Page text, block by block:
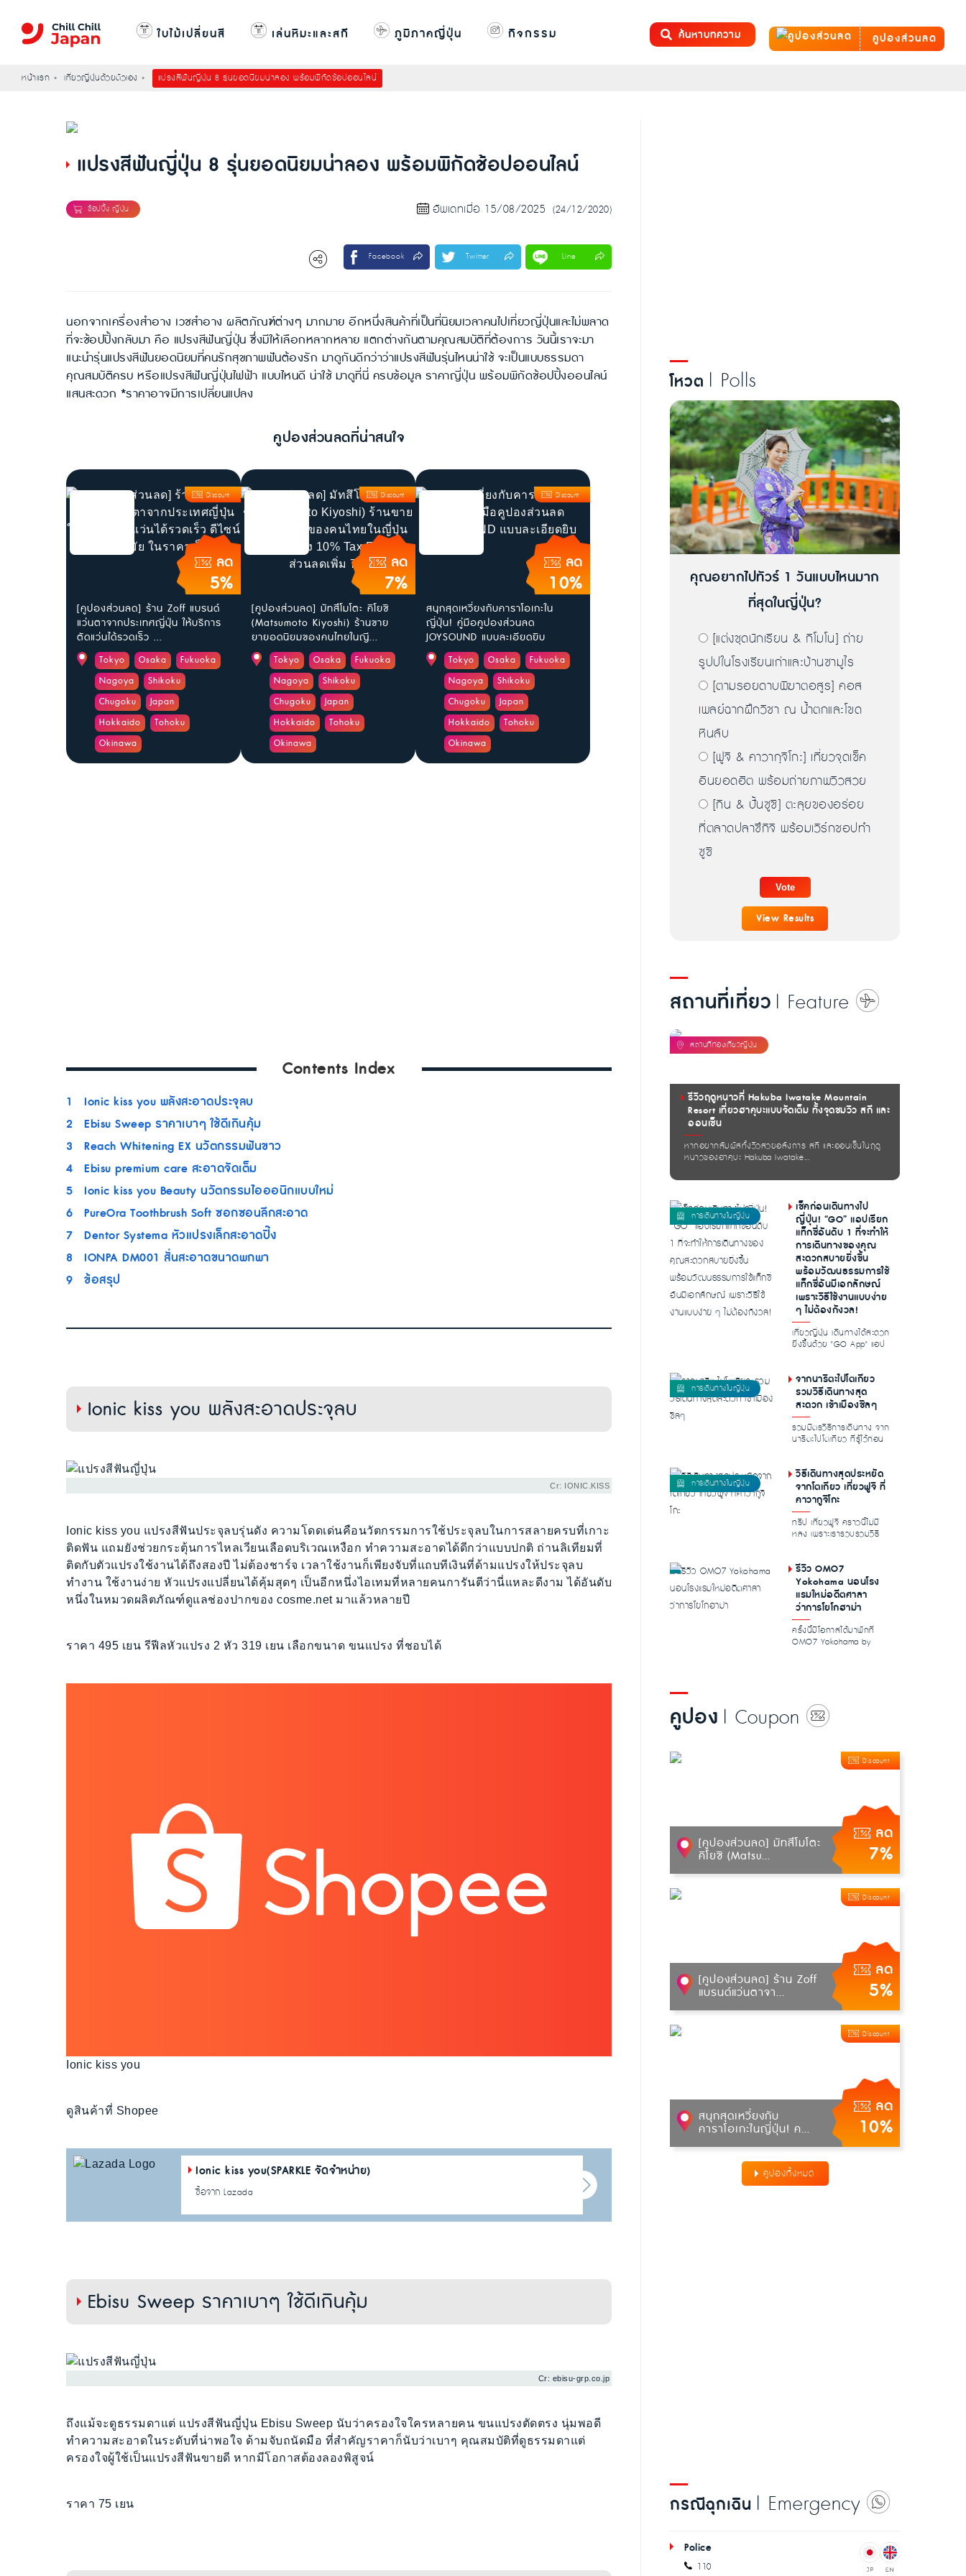
ใบไม้เปลี่ยนสี เล่นหิมะและสกี ภูมิภาคญี่ปุ่น กิจกรรม ค้นหาบทความ คูปองส่วนลด
หน้าแรก เที่ยวญี่ปุ่นด้วยตัวเอง แปรงสีฟันญี่ปุ่น 8 รุ่นยอดนิยมน่าลอง พร้อมพิกัดช้อปออนไลน์
แปรงสีฟันญี่ปุ่น 8 รุ่นยอดนิยมน่าลอง พร้อมพิกัดช้อปออนไลน์
อัพเดทเมื่อ 15/08/2025 (24/12/2020)
Facebook Twitter Line
นอกจากเครื่องสำอาง เวชสำอาง ผลิตภัณฑ์ต่างๆ มากมาย อีกหนึ่งสินค้าที่เป็นที่นิยมเวลาคนไปเที่ยวญี่ปุ่นและไม่พลาด
ที่จะช้อปปิ้งกลับมา คือ แปรงสีฟันญี่ปุ่น ซึ่งมีให้เลือกหลากหลาย แตกต่างกันตามคุณสมบัติที่ต้องการ วันนี้เราจะมา
แนะนำรุ่นแปรงสีฟันยอดนิยมที่คนรักสุขภาพฟันต้องรัก มาดูกันดีกว่าว่าแปรงสีฟันรุ่นไหนน่าใช้ จะเป็นแบบธรรมดา
คุณสมบัติครบ หรือแปรงสีฟันญี่ปุ่นไฟฟ้า แบบไหนดี น่าใช้ มาดูที่นี่ ครบข้อมูล ราคาญี่ปุ่น พร้อมพิกัดช้อปปิ้งออนไลน์
แสนสะดวก *ราคาอาจมีการเปลี่ยนแปลง
คูปองส่วนลดที่น่าสนใจ
ลด
5%
Discount
[คูปองส่วนลด] ร้าน Zoff แบรนด์
แว่นตาจากประเทศญี่ปุ่น ให้บริการ
ตัดแว่นได้รวดเร็ว ...
Tokyo Osaka
Fukuoka
Nagoya
Shikoku
Chugoku
Japan
Hokkaido
Tohoku
Okinawa
ลด
7%
Discount
[คูปองส่วนลด] มัทสึโมโตะ คิโยชิ
(Matsumoto Kiyoshi) ร้านขาย
ยายอดนิยมของคนไทยในญี...
Tokyo Osaka
Fukuoka
Nagoya
Shikoku
Chugoku
Japan
Hokkaido
Tohoku
Okinawa
ลด
10%
Discount
สนุกสุดเหวี่ยงกับคาราโอเกะใน
ญี่ปุ่น! คู่มือคูปองส่วนลด
JOYSOUND แบบละเอียดยิบ
Tokyo Osaka
Fukuoka
Nagoya
Shikoku
Chugoku
Japan
Hokkaido
Tohoku
Okinawa
Contents Index
1
Ionic kiss you พลังสะอาดประจุลบ
2 Ebisu Sweep ราคาเบาๆ ใช้ดีเกินคุ้ม
3
Reach Whitening EX นวัตกรรมฟันขาว
4 Ebisu premium care สะอาดจัดเต็ม
5
Ionic kiss you Beauty นวัตกรรมไอออนิกแบบใหม่
6 PureOra Toothbrush Soft ซอกซอนลึกสะอาด
7 Dentor Systema หัวแปรงเล็กสะอาดปิ๊ง
8
IONPA DM001 สั่นสะอาดขนาดพกพา
9 ข้อสรุป
Ionic kiss you พลังสะอาดประจุลบ
Cr: IONIC.KISS
Ionic kiss you แปรงสีฟันประจุลบรุ่นดัง ความโดดเด่นคือนวัตกรรมการใช้ประจุลบในการสลายครบที่เกาะ
ติดฟัน แถมยังช่วยกระตุ้นการไหลเวียนเลือดบริเวณเหงือก ทำความสะอาดได้ดีกว่าแบบปกติ ถ่านลิเทียมที่
ติดกับตัวแปรงใช้งานได้ถึงสองปี ไม่ต้องชาร์จ เวลาใช้งานก็เพียงจับที่แถบทีเงินที่ด้ามแปรงให้ประจุลบ
ทำงาน ใช้งานง่าย หัวแปรงแปลี่ยนได้คุ้มสุดๆ เป็นอีกหนึ่งไอเทมที่หลายคนการันตีว่านี่แหละดีงาม ได้อันดับ
หนึ่งในหมวดผลิตภัณฑ์ดูแลช่องปากของ cosme.net มาแล้วหลายปี
ราคา 495 เยน รีฟีลหัวแปรง 2 หัว 319 เยน เลือกขนาด ขนแปรง ที่ชอบได้
Ionic kiss you
ดูสินค้าที่ Shopee
Ionic kiss you(SPARKLE จัดจำหน่าย)
ซื้อจาก Lazada
Ebisu Sweep ราคาเบาๆ ใช้ดีเกินคุ้ม
Cr: ebisu-grp.co.jp
ถึงแม้จะดูธรรมดาแต่ แปรงสีฟันญี่ปุ่น Ebisu Sweep นับว่าครองใจใครหลายคน ขนแปรงตัดตรง นุ่มพอดี
ทำความสะอาดในระดับที่น่าพอใจ ด้ามจับถนัดมือ ที่สำคัญราคาก็นับว่าเบาๆ คุณสมบัติที่ดูธรรมดาแต่
ครองใจผู้ใช้เป็นแปรงสีฟันขายดี หากมีโอกาสต้องลองพิสูจน์
ราคา 75 เยน
โหวต | Polls
คุณอยากไปทัวร์ 1 วันแบบไหนมาก
ที่สุดในญี่ปุ่น?
[แต่งชุดนักเรียน & กิโมโน] ถ่าย
รูปปในโรงเรียนเก่าและบ้านซามูไร
[ตามรอยดาบพิฆาตอสูร] คอส
เพลย์ฉากฝึกวิชา ณ น้ำตกและโขด
หินลับ
[ฟูจิ & คาวากุจิโกะ] เที่ยวจุดเช็ค
อินยอดฮิต พร้อมถ่ายภาพวิวสวย
[กิน & ปั้นซูชิ] ตะลุยของอร่อย
ที่ตลาดปลาซึกิจิ พร้อมเวิร์กชอปทำ
ซูชิ
View Results
สถานที่เที่ยว | Feature
รีวิวฤดูหนาวที่ Hakuba Iwatake Mountain
Resort เที่ยวฮาคุบะแบบจัดเต็ม ทั้งจุดชมวิว สกี และ
ออนเซ็น
หากอยากสัมผัสทั้งวิวสวยอลังการ สกี และออนเซ็นในฤดู
หนาวของฮาคุบะ Hakuba Iwatake...
เช็คก่อนเดินทางไป
ญี่ปุ่น! “GO” แอปเรียก
แท็กซี่อันดับ 1 ที่จะทำให้
การเดินทางของคุณ
สะดวกสบายยิ่งขึ้น
พร้อมวัฒนธรรมการใช้
แท็กซี่อันมีเอกลักษณ์
เพราะวิธีใช้งานแบบง่าย
ๆ ไม่ต้องกังวล!
เที่ยวญี่ปุ่น เดินทางได้สะดวก
ยิ่งขึ้นด้วย "GO App" แอป
จากนาริตะไปโตเกียว
รวมวิธีเดินทางสุด
สะดวก เข้าเมืองชิลๆ
รวมมิตรวิธีการเดินทาง จาก
นาริตะไปโตเกียว ที่รู้ไว้ก่อน
วิธีเดินทางสุดประหยัด
จากโตเกียว เที่ยวฟูจิ ที่
คาวากูจิโกะ
ทริป เที่ยวฟูจิ คราวนี้ไม่มี
หลง เพราะเรารวบรวมวิธี
รีวิว OMO7
Yokohama นอนโรง
แรมใหม่อดีตศาลา
ว่าการโยโกฮาม่า
ครั้งนี้มีโอกาสได้มาพักที่
OMO7 Yokohama by
คูปอง | Coupon
ลด
7%
Discount
[คูปองส่วนลด] มัทสึโมโตะ
คิโยชิ (Matsu...
ลด
5%
Discount
[คูปองส่วนลด] ร้าน Zoff
แบรนด์แว่นตาจา...
ลด
10%
Discount
สนุกสุดเหวี่ยงกับ
คาราโอเกะในญี่ปุ่น! ค...
คูปองทั้งหมด
กรณีฉุกเฉิน | Emergency
Police
110